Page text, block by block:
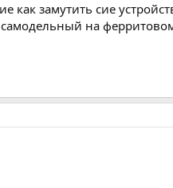
замутить сие
на